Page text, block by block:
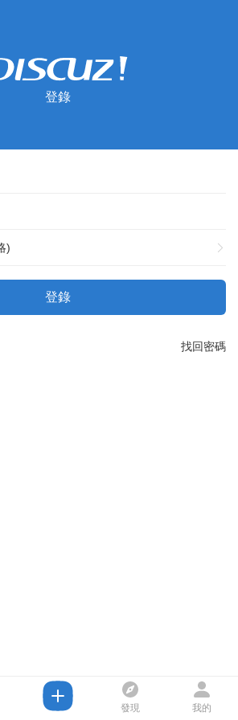
登錄
)
登錄
找回密碼
發現 我的